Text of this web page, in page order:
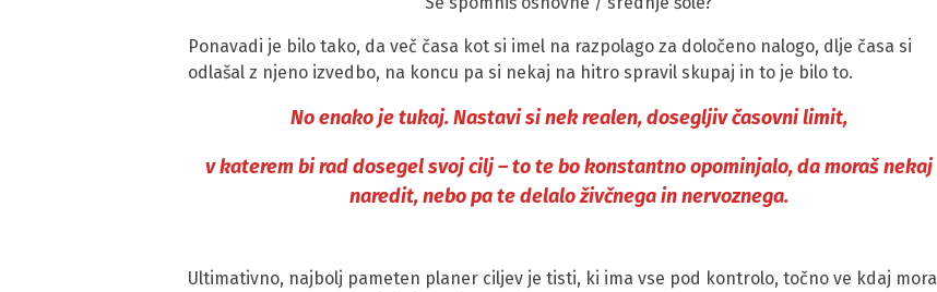
Ponavadi je bilo tako, da več časa kot si imel na razpolago za določeno nalogo, dlje časa si
odlašal z njeno izvedbo, na koncu pa si nekaj na hitro spravil skupaj in to je bilo to.
No enako je tukaj. Nastavi si nek realen, dosegljiv časovni limit,
v katerem bi rad dosegel svoj cilj – to te bo konstantno opominjalo, da moraš nekaj
naredit, nebo pa te delalo živčnega in nervoznega.
Ultimativno, najbolj pameten planer ciljev je tisti, ki ima vse pod kontrolo, točno ve kdaj mora